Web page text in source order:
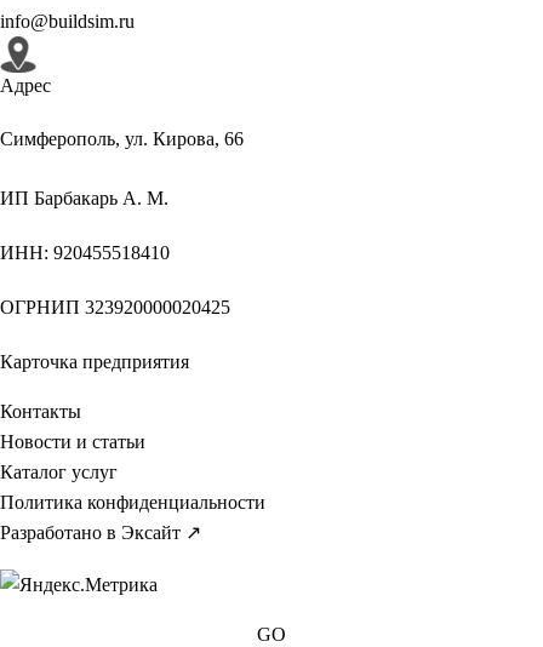
info@buildsim.ru
Адрес
Симферополь, ул. Кирова, 66
ИП Барбакарь А. М.
ИНН: 920455518410
ОГРНИП 323920000020425
Карточка предприятия
Контакты
Новости и статьи
Каталог услуг
Политика конфиденциальности
Разработано в Эксайт ↗
GO